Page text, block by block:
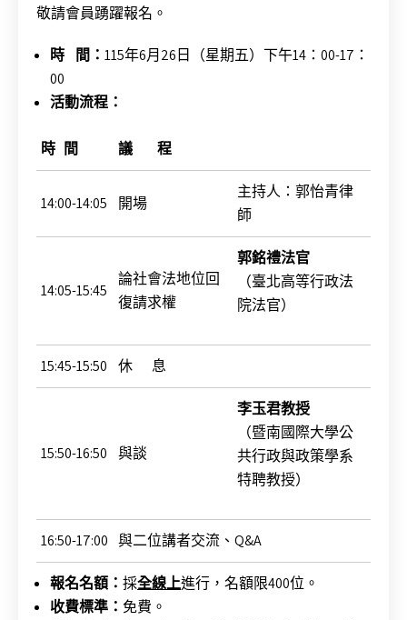
敬請會員踴躍報名。
時 間： 115年6月26日（星期五）下午14：00-17：
00
活動流程：
時 間 議 程
14:00-14:05 開場
主持人：郭怡青律
師
14:05-15:45
論社會法地位回
復請求權
郭銘禮法官
（臺北高等行政法
院法官）
15:45-15:50 休 息
15:50-16:50 與談
李玉君教授
（暨南國際大學公
共行政與政策學系
特聘教授）
16:50-17:00 與二位講者交流、Q&A
報名名額： 採全線上進行，名額限400位。
收費標準： 免費。